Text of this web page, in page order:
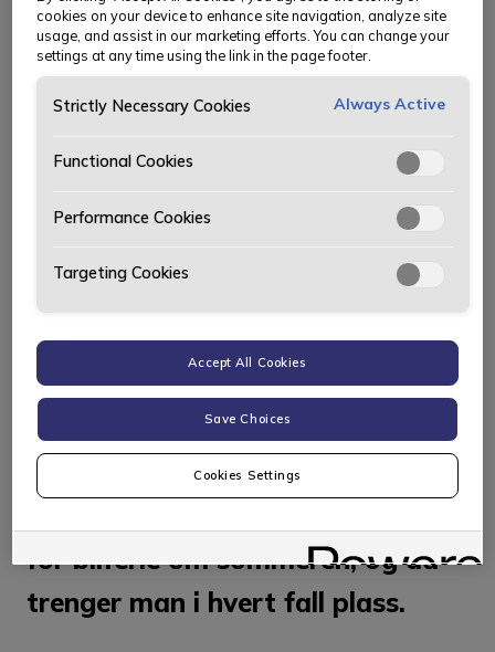
sommeren, og da trenger man i hvert fall plass. I
tillegg har vi samlet all handling av matvarer til én
handletur i uka. Vi må være effektive og gjøre unna
det aller meste på én tur, og da fyller vi bilen til
langtur
for bilferie om sommeren, og da
trenger man i hvert fall plass.
cookies on your device to enhance site navigation, analyze site
usage, and assist in our marketing efforts. You can change your
settings at any time using the link in the page footer.
Strictly Necessary Cookies Always Active
Functional Cookies
Performance Cookies
Targeting Cookies
Accept All Cookies
Save Choices
Cookies Settings